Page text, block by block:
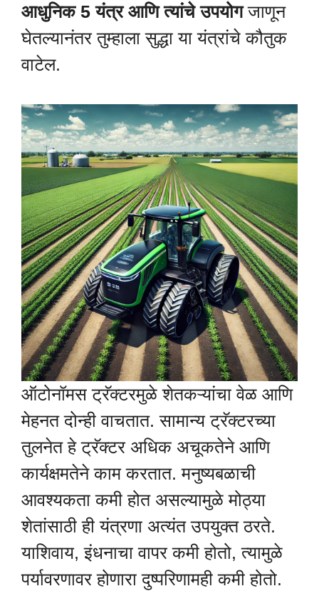
आधुनिक 5 यंत्र आणि त्यांचे उपयोगजाणून
घेतल्यानंतर तुम्हाला सुद्धा या यंत्रांचे कौतुक
वाटेल.
ऑटोनॉमस ट्रॅक्टरमुळे शेतकऱ्यांचा वेळ आणि
मेहनत दोन्ही वाचतात. सामान्य ट्रॅक्टरच्या
तुलनेत हे ट्रॅक्टर अधिक अचूकतेने आणि
कार्यक्षमतेने काम करतात. मनुष्यबळाची
आवश्यकता कमी होत असल्यामुळे मोठ्या
शेतांसाठी ही यंत्रणा अत्यंत उपयुक्त ठरते.
याशिवाय, इंधनाचा वापर कमी होतो, त्यामुळे
पर्यावरणावर होणारा दुष्परिणामही कमी होतो.